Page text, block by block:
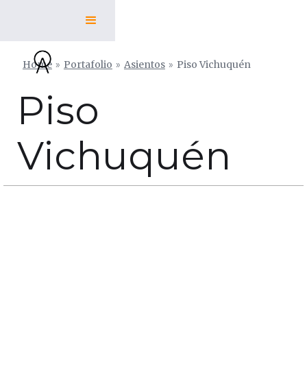
Home » Portafolio » Asientos » Piso Vichuquén
Piso
Vichuquén